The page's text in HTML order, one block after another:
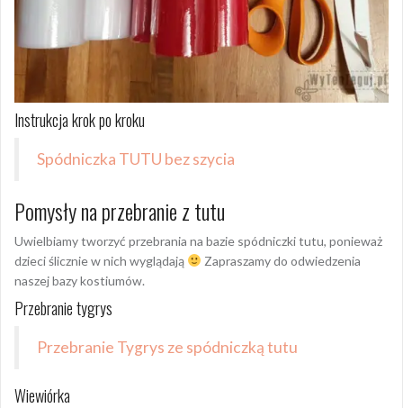
Instrukcja krok po kroku
Spódniczka TUTU bez szycia
Pomysły na przebranie z tutu
Uwielbiamy tworzyć przebrania na bazie spódniczki tutu, ponieważ
dzieci ślicznie w nich wyglądają
Zapraszamy do odwiedzenia
naszej bazy kostiumów.
Przebranie tygrys
Przebranie Tygrys ze spódniczką tutu
Wiewiórka